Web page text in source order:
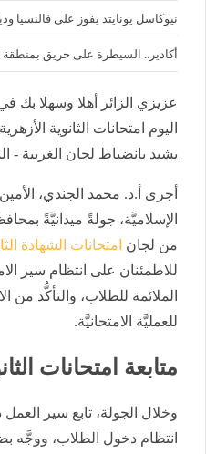
نيوكاسل يونايتد يفوز على فالنسيا وديا 2-1 - المدينة
أكادير.. السيطرة على حريق
عزيزي الزائر أهلا وسهلا بك
يشيد بانضباط لجان الغربية -
أجرى أ.د. محمد الجندي،
الإسلاميَّة، جولةً ميدانيَّةً
من لجان امتحانات الشهادة
للاطمئنان على انتظام سير
الملائمة للطلاب، والتأكُّد من
للعمليَّة الامتحانيَّة.
متابعة امتحانات
وخلال الجولة، تابع سير
انتظام دخول الطلاب، ووجَّه